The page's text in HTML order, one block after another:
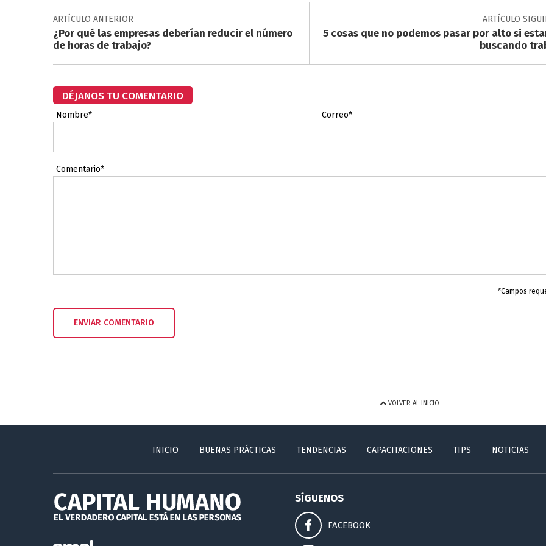
ARTÍCULO ANTERIOR
¿Por qué las empresas deberían reducir el número
de horas de trabajo?
ARTÍCULO
5 cosas que no podemos pasar por alto si
buscando
DÉJANOS TU COMENTARIO
Nombre* Correo*
Comentario*
*Campos
VOLVER AL INICIO
INICIO BUENAS PRÁCTICAS TENDENCIAS CAPACITACIONES TIPS NOTICIAS
SÍGUENOS
FACEBOOK